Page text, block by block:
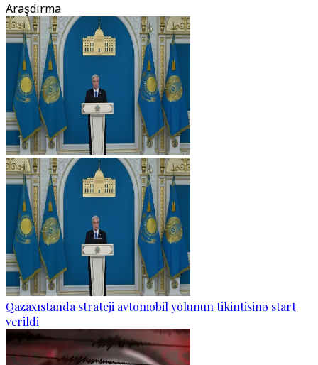
Araşdırma
Qazaxıstanda strateji avtomobil yolunun tikintisinə start
verildi